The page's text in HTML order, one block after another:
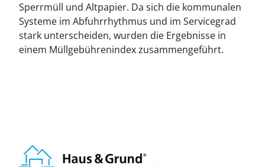
Sperrmüll und Altpapier. Da sich die kommunalen
Systeme im Abfuhrrhythmus und im Servicegrad
stark unterscheiden, wurden die Ergebnisse in
einem Müllgebührenindex zusammengeführt.